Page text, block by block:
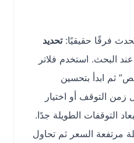
حقيقيًا:تحديد
استخدم فلاتر
ابدأ بتحسين
التوقف أو اختيار
الطويلة جدًا.
السعر ثم تحاول